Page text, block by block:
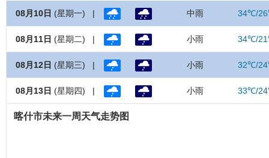
08月10日 (星期一) | 中雨 34℃/
08月11日 (星期二) | 小雨 34℃/
08月12日 (星期三) | 小雨 32℃/
08月13日 (星期四) | 小雨 33℃/
喀什市未来一周天气走势图